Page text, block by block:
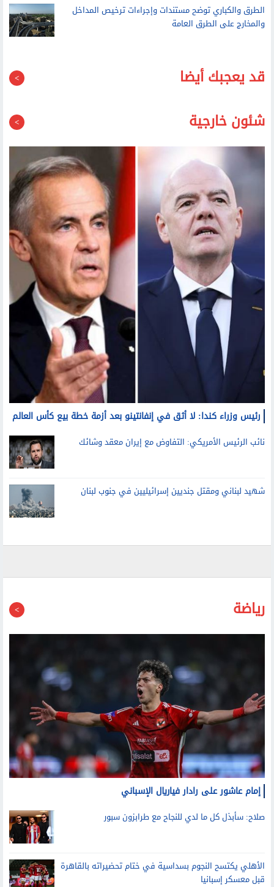
سفيرة البحرين: زيارة الملك حمد بن عيسى إلى مصر تعزز العلاقات
بين البلدين
بيانات الأمن القومي
والمخارج على الطرق العامة
قد يعجبك أيضا
شئون خارجية
رئيس وزراء كندا: لا أثق في إنفانتينو بعد أزمة خطة بيع كأس العالم
شهيد لبناني ومقتل جنديين إسرائيليين في جنوب لبنان
رياضة
إمام عاشور على رادار فياريال الإسباني